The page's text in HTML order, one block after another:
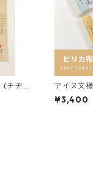
チヂリ
アイヌ文
セット（
り）
¥3,400